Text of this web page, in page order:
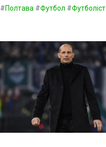
#Полтава #Футбол #Футболіст